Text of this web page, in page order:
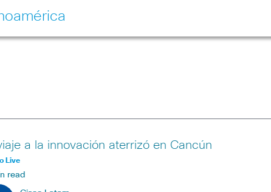
a la innovación aterrizó en Cancún
Live
read